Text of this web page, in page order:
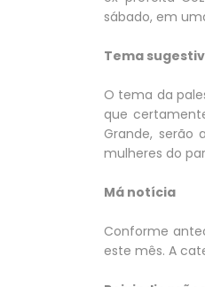
sábado, em
Tema
O tema da
que
Grande, serão
mulheres do
Má notícia
Conforme
este mês. A